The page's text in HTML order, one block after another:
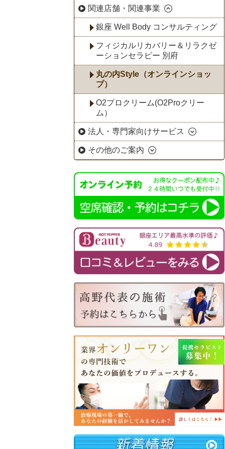
関連店舗・関連事業
銀座 Well Body コンサルティング
フィジカルリカバリー＆リラクゼ
ーションセラピー 別府
丸の内Style（オンラインショッ
プ）
O2プロクリーム(O2Proクリー
ム）
法人・専門家向けサービス
その他のご案内